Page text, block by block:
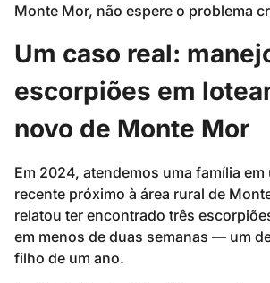
Monte Mor, não espere o problema
Um caso real:
escorpiões em
novo de Monte Mor
Em 2024, atendemos uma família em
recente próximo à área rural de
relatou ter encontrado três
em menos de duas semanas — um
filho de um ano.